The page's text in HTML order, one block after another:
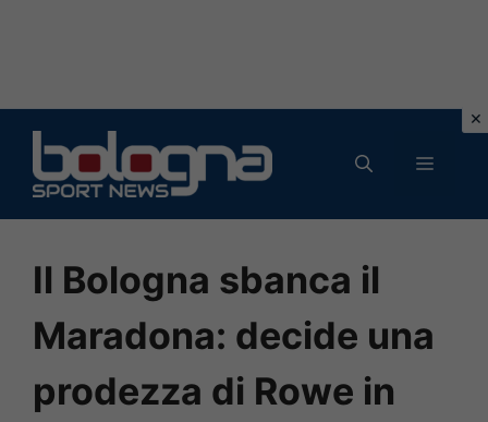
contenuto
MENU
Il Bologna sbanca il
Maradona: decide una
prodezza di Rowe in